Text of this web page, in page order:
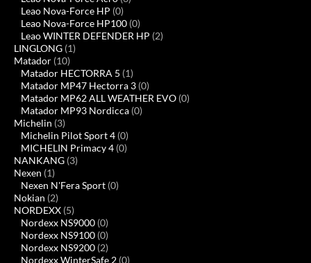
Leao Nova-Force HP (0)
Leao Nova-Force HP100 (0)
Leao WINTER DEFENDER HP (2)
LINGLONG (1)
Matador (10)
Matador HECTORRA 5 (1)
Matador MP47 Hectorra 3 (0)
Matador MP62 ALL WEATHER EVO (0)
Matador MP93 Nordicca (0)
Michelin (3)
Michelin Pilot Sport 4 (0)
MICHELIN Primacy 4 (0)
NANKANG (3)
Nexen (1)
Nexen N'Fera Sport (0)
Nokian (2)
NORDEXX (5)
Nordexx NS9000 (0)
Nordexx NS9100 (0)
Nordexx NS9200 (2)
Nordexx WinterSafe 2 (0)